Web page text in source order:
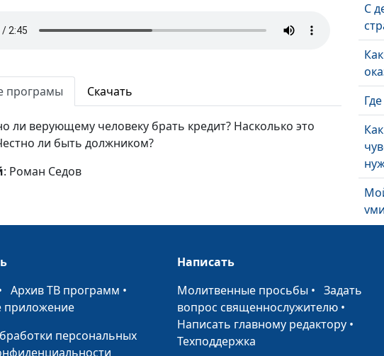
програмы Скачать
ли верующему человеку брать кредит? Насколько это
ли быть должником?
: Роман Седов
С
У
Архив ТВ программ •
персональных
Написать
Молитвенные просьбы •Задать
вопрос священнослужителю •
Написать главному редактору •
Техподдержка